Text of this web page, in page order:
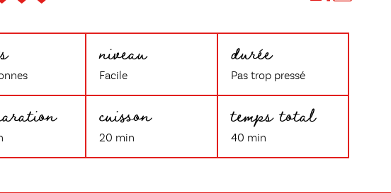
niveau
Facile
durée
Pas trop pressé
cuisson
20 min
temps total
40 min